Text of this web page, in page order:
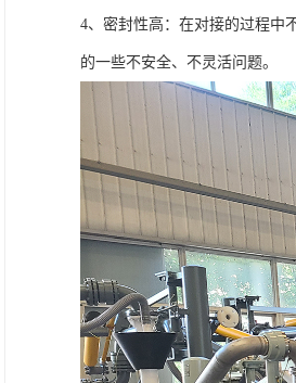
4、密封性高：在对接的过程中
的一些不安全、不灵活问题。